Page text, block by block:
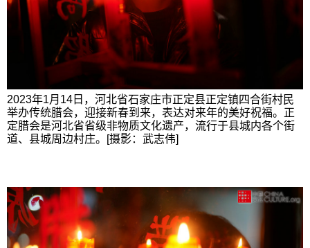
2023年1月14日，河北省石家庄市正定县正定镇四合街村民
举办传统腊会，迎接新春到来，表达对来年的美好祝福。正
定腊会是河北省省级非物质文化遗产，流行于县城内各个街
道、县城周边村庄。[摄影：武志伟]